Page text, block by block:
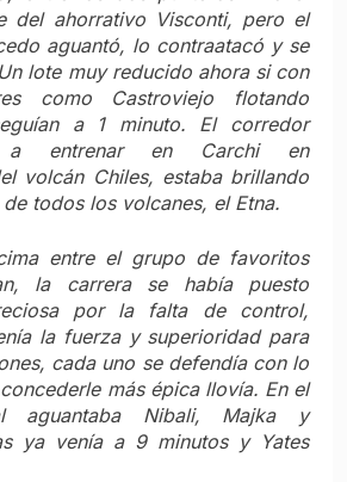
del ahorrativoVisconti, pero el
aguantó, lo contraatacó y se
lote muy reducido ahora si con
como Castroviejo flotando
a 1 minuto. El corredor
a entrenar en Carchi en
volcán Chiles, estaba brillando
todos los volcanes, el Etna.
entre el grupo de favoritos
la carrera se había puesto
por la falta de control,
la fuerza y superioridad para
cada uno se defendía con lo
más épica llovía. En el
aguantaba Nibali, Majka y
ya venía a 9 minutos y Yates